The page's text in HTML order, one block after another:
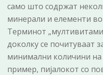
само што содржат
минерали и елементи
Терминот
доколку се почитуваат
минимални количини на
пример, пијалокот со